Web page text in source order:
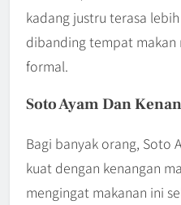
kadang justru terasa
dibanding tempat
formal.
Soto Ayam Dan
Bagi banyak orang, Soto
kuat dengan kenangan
mengingat makanan ini